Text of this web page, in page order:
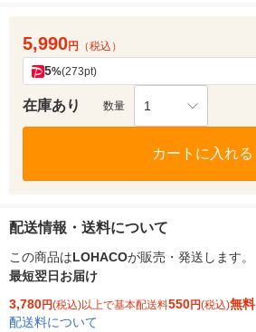
5,990円 （税込）
5%(273pt)
在庫あり 数量 1
カートに入れる
配送情報・送料について
この商品はLOHACOが販売・発送します。
最短翌日お届け
3,780円(税込)以上で基本配送料550円(税込)無料
配送料について